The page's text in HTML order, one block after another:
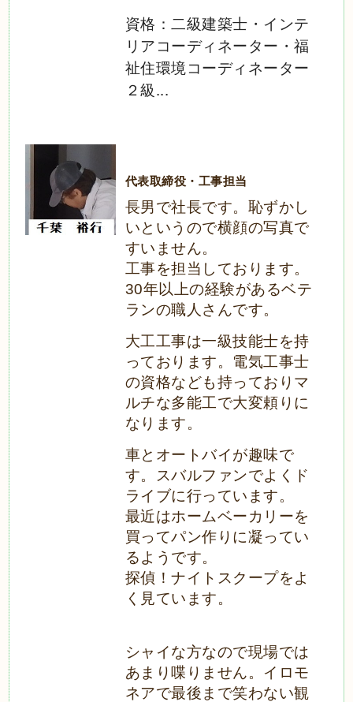
資格：二級建築士・インテ
リアコーディネーター・福
祉住環境コーディネーター
２級...
代表取締役・工事担当
長男で社長です。恥ずかし
いというので横顔の写真で
すいません。
工事を担当しております。
30年以上の経験があるベテ
ランの職人さんです。
大工工事は一級技能士を持
っております。電気工事士
の資格なども持っており マ
ルチな多能工で大変頼りに
なります。
車とオートバイが趣味で
す。スバルファンでよくド
ライブに行っています。
最近はホームベーカリーを
買ってパン作りに凝ってい
るようです。
探偵！ナイトスクープをよ
く見ています。
シャイな方なので現場では
あまり喋りません。イロモ
ネアで最後まで笑わない観